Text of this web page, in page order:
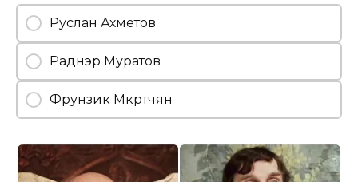
Руслан Ахметов
Раднэр Муратов
Фрунзик Мкртчян